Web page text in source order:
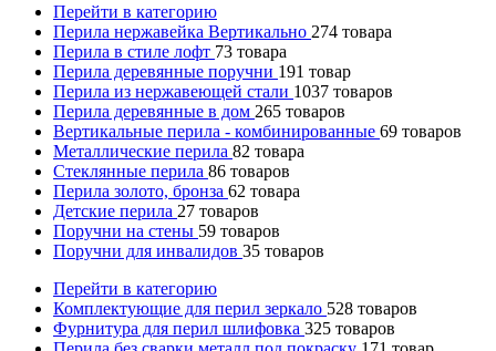
Перейти в категорию
Перила нержавейка Вертикально 274 товара
Перила в стиле лофт 73 товара
Перила деревянные поручни 191 товар
Перила из нержавеющей стали 1037 товаров
Перила деревянные в дом 265 товаров
Вертикальные перила - комбинированные 69 товаров
Металлические перила 82 товара
Стеклянные перила 86 товаров
Перила золото, бронза 62 товара
Детские перила 27 товаров
Поручни на стены 59 товаров
Поручни для инвалидов 35 товаров
Перейти в категорию
Комплектующие для перил зеркало 528 товаров
Фурнитура для перил шлифовка 325 товаров